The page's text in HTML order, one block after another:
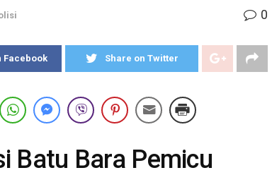
0
Facebook Share on Twitter
Batu Bara Pemicu